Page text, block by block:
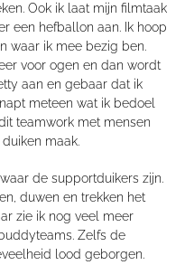
Ook ik laat mijn filmtaak
een hefballon aan. Ik hoop
waar ik mee bezig ben.
voor ogen en dan wordt
aan en gebaar dat ik
meteen wat ik bedoel
teamwork met mensen
maak.
de supportduikers zijn.
duwen en trekken het
zie ik nog veel meer
Zelfs de
lood geborgen.